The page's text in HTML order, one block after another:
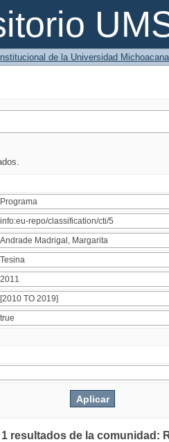
de la Universidad
resultados de la comunidad: